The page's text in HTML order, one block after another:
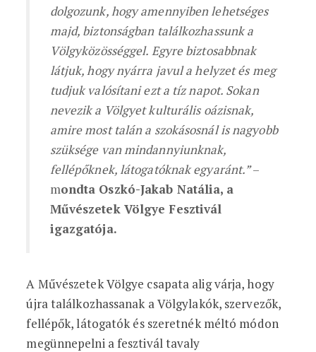
dolgozunk, hogy amennyiben lehetséges
majd, biztonságban találkozhassunk a
Völgyközösséggel. Egyre biztosabbnak
látjuk, hogy nyárra javul a helyzetés meg
tudjuk valósítani ezt a tíz napot. Sokan
nevezik a Völgyet kulturális oázisnak,
amire most talán a szokásosnál is nagyobb
szüksége van mindannyiunknak,
fellépőknek,látogatóknak egyaránt.”–
mondta Oszkó-Jakab Natália, a
Művészetek Völgye Fesztivál
igazgatója.
A Művészetek Völgye csapata alig várja, hogy
újra találkozhassanak a Völgylakók, szervezők,
fellépők, látogatók és szeretnék méltó módon
megünnepelni a fesztivál tavaly